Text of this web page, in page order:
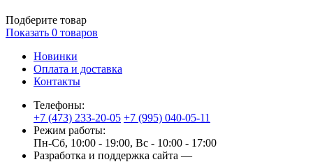
Подберите товар
Показать 0 товаров
Новинки
Оплата и доставка
Контакты
Телефоны:
+7 (473) 233-20-05 +7 (995) 040-05-11
Режим работы:
Пн-Сб, 10:00 - 19:00, Вс - 10:00 - 17:00
Разработка и поддержка сайта —